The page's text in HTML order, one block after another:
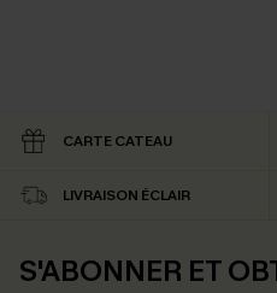
CARTE CATEAU
LIVRAISON ÉCLAIR
S'ABONNER ET